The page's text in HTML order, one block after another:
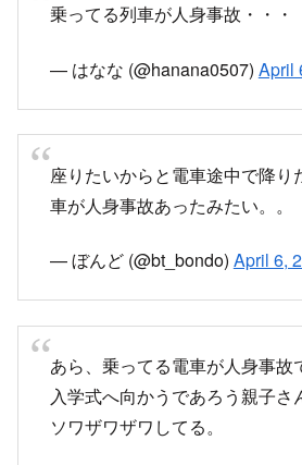
乗ってる列車が人身事故・・・
— はなな (@hanana0507) April
座りたいからと電車途中で降り
車が人身事故あったみたい。。
— ぼんど (@bt_bondo) April 6,
あら、乗ってる電車が人身事故
入学式へ向かうであろう親子さ
ソワザワザワしてる。